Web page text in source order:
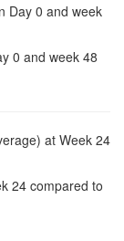
Day 0 and week
0 and week 48
at Week 24
24 compared to